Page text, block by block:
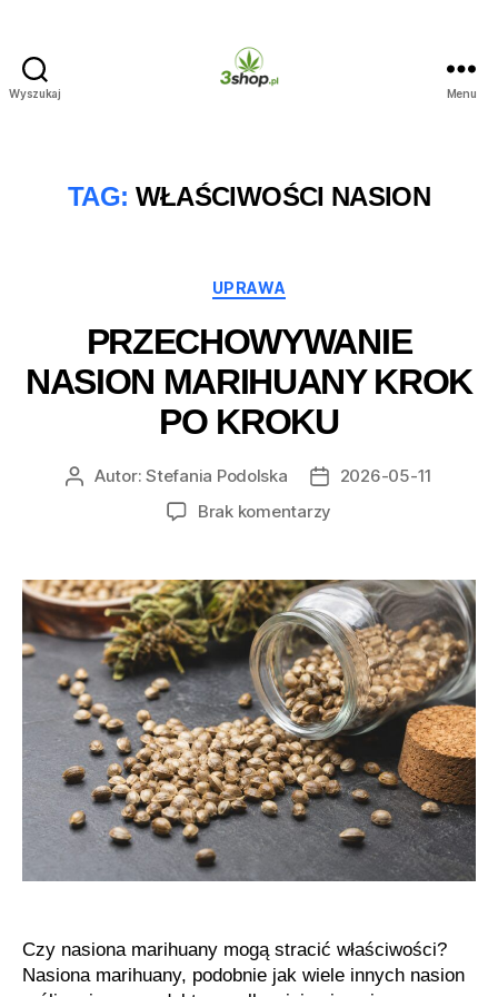
Wyszukaj Menu
TAG: WŁAŚCIWOŚCI NASION
Kategorie
UPRAWA
PRZECHOWYWANIE
NASION MARIHUANY KROK
PO KROKU
AutorAutor:Stefania Podolska
Data2026-05-11
Brak komentarzy
marihuany
krok
po
kroku
Czy nasiona marihuany mogą stracić właściwości?
Nasiona marihuany, podobnie jak wiele innych nasion